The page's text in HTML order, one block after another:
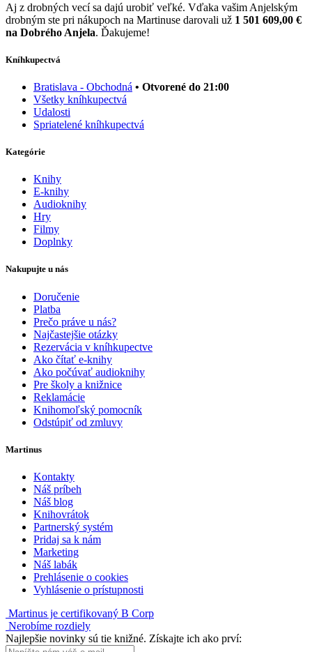
Aj z drobných vecí sa dajú urobiť veľké. Vďaka vašim Anjelským
drobným ste pri nákupoch na Martinuse darovali už 1 501 609,00 €
na Dobrého Anjela. Ďakujeme!
Kníhkupectvá
Bratislava - Obchodná • Otvorené do 21:00
Všetky kníhkupectvá
Udalosti
Spriatelené kníhkupectvá
Kategórie
Knihy
E-knihy
Audioknihy
Hry
Filmy
Doplnky
Nakupujte u nás
Doručenie
Platba
Prečo práve u nás?
Najčastejšie otázky
Rezervácia v kníhkupectve
Ako čítať e-knihy
Ako počúvať audioknihy
Pre školy a knižnice
Reklamácie
Knihomoľský pomocník
Odstúpiť od zmluvy
Martinus
Kontakty
Náš príbeh
Náš blog
Knihovrátok
Partnerský systém
Pridaj sa k nám
Marketing
Náš labák
Prehlásenie o cookies
Vyhlásenie o prístupnosti
Martinus je certifikovaný B Corp
Nerobíme rozdiely
Najlepšie novinky sú tie knižné. Získajte ich ako prví: